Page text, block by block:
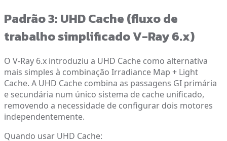
Padrão 3: UHD Cache (fluxo de
trabalho simplificado V-Ray 6.x)
O V-Ray 6.x introduziu a UHD Cache como alternativa
mais simples à combinação Irradiance Map + Light
Cache. A UHD Cache combina as passagens GI primária
e secundária num único sistema de cache unificado,
removendo a necessidade de configurar dois motores
independentemente.
Quando usar UHD Cache: